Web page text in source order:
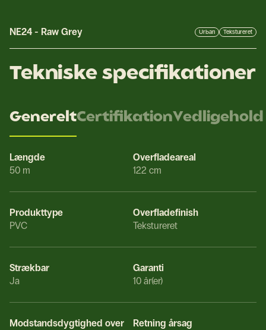
NE24 - Raw Grey Urban Tekstureret
Tekniske specifikationer
GenereltCertifikationVedligehold
Længde
50 m
Overfladeareal
122 cm
Produkttype
PVC
Overfladefinish
Tekstureret
Strækbar
Ja
Garanti
10 år(er)
Modstandsdygtighed over
Retning årsag